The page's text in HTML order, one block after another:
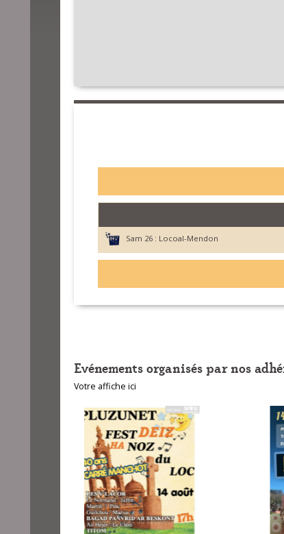
Sam 26 : Locoal-Mendon
Evénements organisés par nos
Votre affiche ici